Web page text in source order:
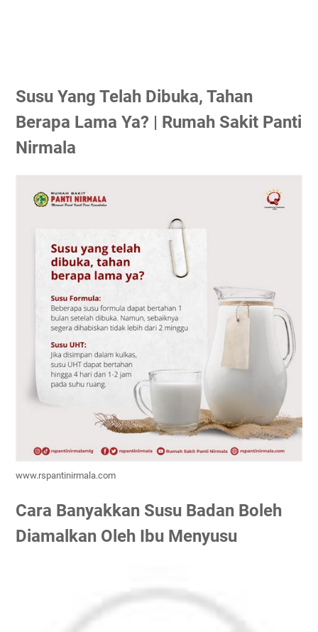
Susu Yang Telah Dibuka, Tahan
Berapa Lama Ya? | Rumah Sakit Panti
Nirmala
www.rspantinirmala.com
Cara Banyakkan Susu Badan Boleh
Diamalkan Oleh Ibu Menyusu